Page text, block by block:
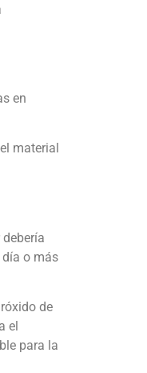
en
material
o más
de
el
para la